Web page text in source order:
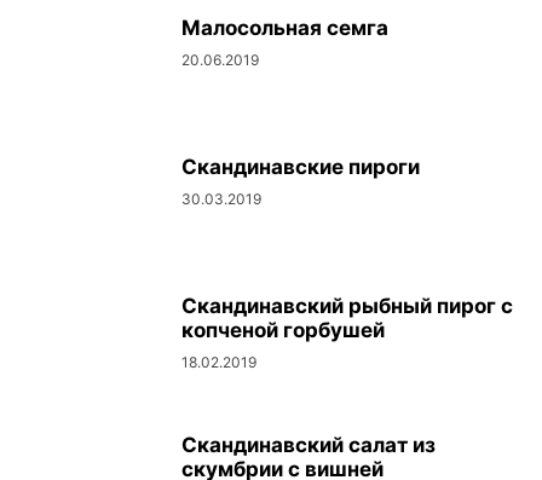
Малосольная семга
20.06.2019
Скандинавские пироги
30.03.2019
Скандинавский рыбный пирог с
копченой горбушей
18.02.2019
Скандинавский салат из
скумбрии с вишней